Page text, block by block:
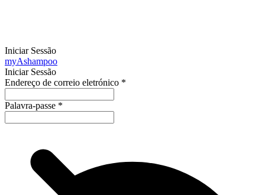
Iniciar Sessão
myAshampoo
Iniciar Sessão
Endereço de correio eletrónico *
Palavra-passe *